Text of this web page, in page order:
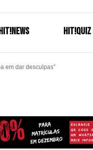
HIT!Quiz
em dar desculpas”